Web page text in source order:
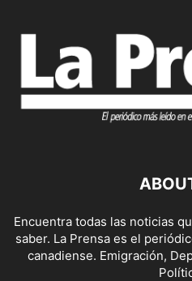
Encuentra todas las noticias
saber. La Prensa es el
canadiense. Emigración,